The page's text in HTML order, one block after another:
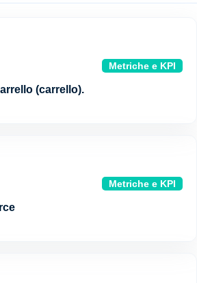
Metriche e KPI
(carrello).
Metriche e KPI